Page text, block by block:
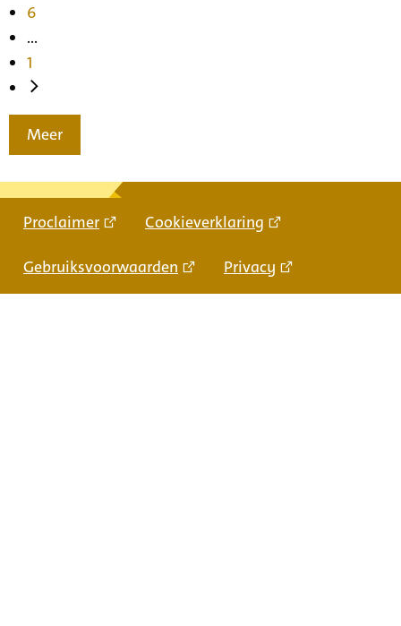
6
...
1
Meer
Proclaimer Cookieverklaring
Gebruiksvoorwaarden Privacy